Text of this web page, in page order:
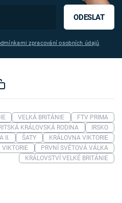
ODESLAT
zpracování osobních údajů
VELKÁ BRITÁNIE
FTV PRIMA
KRÁLOVSKÁ RODINA
IRSKO
II.
ŠATY
KRÁLOVNA VIKTORIE
VIKTORIE
PRVNÍ SVĚTOVÁ VÁLKA
KRÁLOVSTVÍ VELKÉ BRITÁNIE